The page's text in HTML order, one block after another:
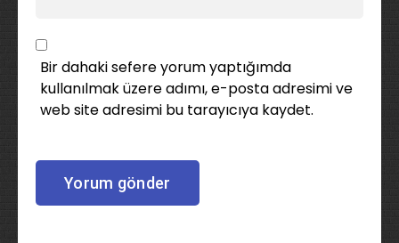
Bir dahaki sefere yorum yaptığımda
kullanılmak üzere adımı, e-posta adresimi ve
web site adresimi bu tarayıcıya kaydet.